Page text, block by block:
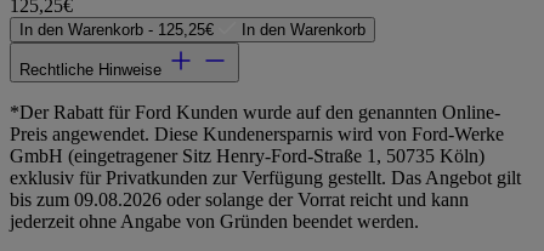
125,25€
In den Warenkorb - 125,25€ In den Warenkorb
Rechtliche Hinweise
*Der Rabatt für Ford Kunden wurde auf den genannten Online-
Preis angewendet. Diese Kundenersparnis wird von Ford-Werke
GmbH (eingetragener Sitz Henry-Ford-Straße 1, 50735 Köln)
exklusiv für Privatkunden zur Verfügung gestellt. Das Angebot gilt
bis zum 09.08.2026 oder solange der Vorrat reicht und kann
jederzeit ohne Angabe von Gründen beendet werden.